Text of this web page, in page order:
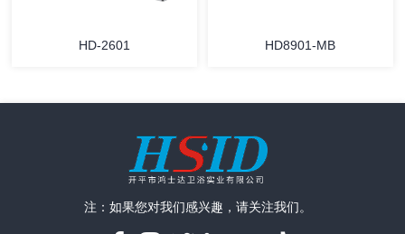
HD-2601 HD8901-MB
注：如果您对我们感兴趣，请关注我们。